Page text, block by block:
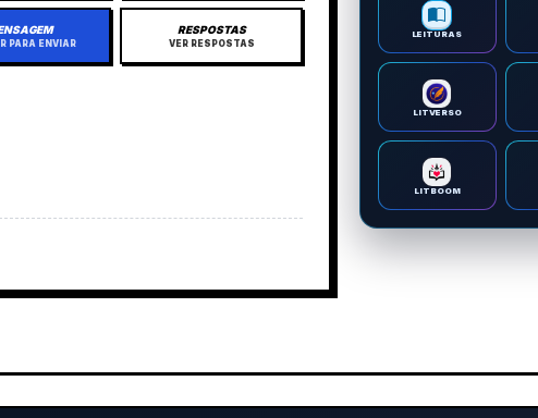
PARA ENVIAR
RESPOSTAS
VER RESPOSTAS
LEITURAS
LITVERSO
LITBOOM